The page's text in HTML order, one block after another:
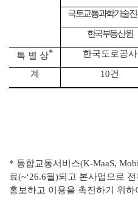
국토교통과학기술진
한국부동산원
특 별 상* 한국도로공사
계
10건
* 통합교통서비스(K-MaaS,
료(~‘26.6월)되고 본사업으로
홍보하고 이용을 촉진하기 위하